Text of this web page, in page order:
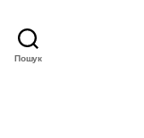
Пошук